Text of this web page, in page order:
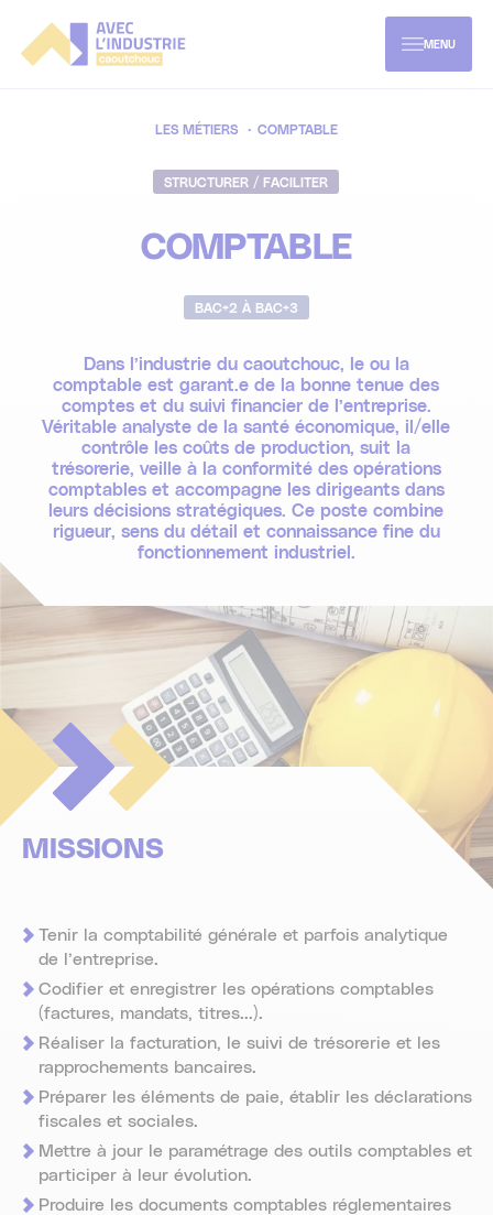
contenu
MENU
L'industrie caoutchouc
Les secteurs d'activités
Enjeux & innovations de demain
Les métiers du caoutchouc
Mon parcours formation
Parcours formations continues et VAE
LES MÉTIERS COMPTABLE
STRUCTURER / FACILITER
COMPTABLE
BAC+2 À BAC+3
Dans l’industrie du caoutchouc, le ou la
comptable est garant.e de la bonne tenue des
comptes et du suivi financier de l’entreprise.
Véritable analyste de la santé économique, il/elle
contrôle les coûts de production, suit la
trésorerie, veille à la conformité des opérations
comptables et accompagne les dirigeants dans
leurs décisions stratégiques. Ce poste combine
rigueur, sens du détail et connaissance fine du
fonctionnement industriel.
MISSIONS
Tenir la comptabilité générale et parfois analytique
de l’entreprise.
Codifier et enregistrer les opérations comptables
(factures, mandats, titres...).
Réaliser la facturation, le suivi de trésorerie et les
rapprochements bancaires.
Préparer les éléments de paie, établir les déclarations
fiscales et sociales.
Mettre à jour le paramétrage des outils comptables et
participer à leur évolution.
Produire les documents comptables réglementaires